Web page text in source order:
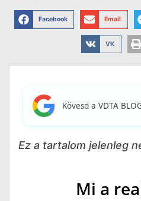
Facebook Email
VK
Kövesd a VDTA
Ez a tartalom jelenleg
Mi a